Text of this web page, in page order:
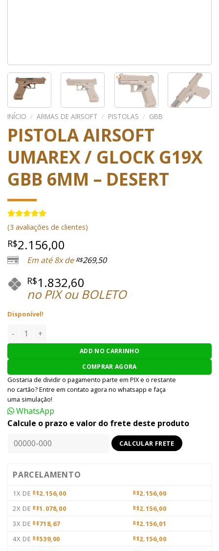
INÍCIO / ARMAS DE AIRSOFT / PISTOLAS / GBB
PISTOLA AIRSOFT
UMAREX / GLOCK G19X
GBB 6MM – DESERT
Avaliado
como5.00
de 5, com
baseado em
3
avaliações
de clientes
(3 avaliações de clientes)
R$2.156,00
Em até 8x de R$269,50
R$1.832,60
no PIX ou BOLETO
Disponível!
PISTOLA AIRSOFT UMAREX / GLOCK G19X GBB 6MM -
ADD NO CARRINHO
COMPRAR AGORA
Gostaria de dividir o pagamento parte em PIX e o restante
no cartão? Entre em contato agora no whatsapp e faça
uma simulação!
WhatsApp
Calcule o prazo e valor do frete deste produto
PARCELAMENTO
1X DE R$2.156,00 R$2.156,00
2X DE R$1.078,00 R$2.156,00
3X DE R$718,67 R$2.156,01
4X DE R$539,00 R$2.156,00